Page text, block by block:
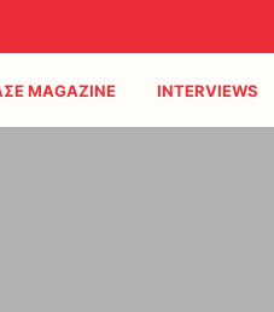
MAGAZINE INTERVIEWS